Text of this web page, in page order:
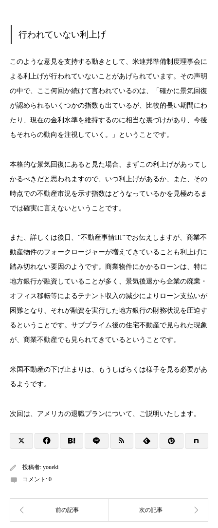
行われていない利上げ
このような意見を支持する動きとして、米連邦準備制度理事会に
よる利上げが行われていないことがあげられています。その声明
の中で、ここ何回か続けて言われているのは、「確かに景気回復
が認められるいくつかの指数も出ているが、比較的長い期間にわ
たり、現在の金利水準を維持するのに相当な裏づけがあり、今後
もそれらの動向を注視していく。」ということです。
本格的な景気回復にあると見た場合、まずこの利上げがあってし
かるべきだと思われますので、いつ利上げがあるか、また、その
時点での不動産市況を示す指数はどうなっているかを見極めるま
では確実に言えないということです。
また、詳しくは後日、“不動産事情III”でお伝えしますが、商業不
動産物件のフォークロージャーが増えてきていることも利上げに
踏み切れない要因のようです。商業物件にかかるローンは、特に
地方銀行が融資していることが多く、景気後退から企業の廃業・
オフィス移転等によるテナント収入の減少によりローン支払いが
困難となり、それが融資を実行した地方銀行の財務状況を圧迫す
るということです。サブプライム後の住宅不動産で見られた現象
が、商業不動産でも見られてきているということです。
米国不動産の下げ止まりは、もうしばらくは様子を見る必要があ
るようです。
次回は、アメリカの退職プランについて、ご説明いたします。
投稿者: youeki
コメント: 0